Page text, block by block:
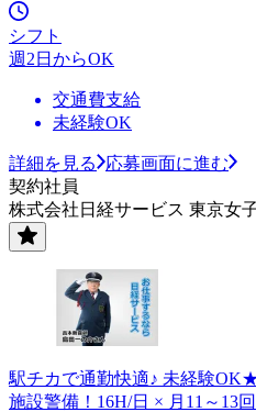
シフト
週2日からOK
交通費支給
未経験OK
詳細を見る
応募画面に進む
契約社員
株式会社日経サービス 東京女
駅チカで通勤快適♪ 未経験
施設警備！16H/日 × 月11～13回